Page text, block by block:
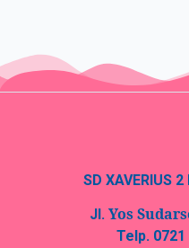
SD XAVERIUS
Jl. Yos
Telp.